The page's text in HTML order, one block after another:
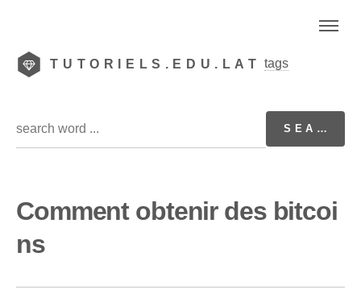
TUTORIELS.EDU.LAT tags
Comment obtenir des bitcoi
ns